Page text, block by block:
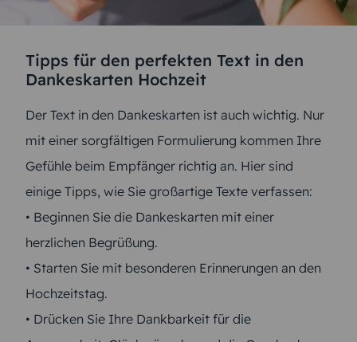
Tipps für den perfekten Text in den
Dankeskarten Hochzeit
Der Text in den Dankeskarten ist auch wichtig. Nur
mit einer sorgfältigen Formulierung kommen Ihre
Gefühle beim Empfänger richtig an. Hier sind
einige Tipps, wie Sie großartige Texte verfassen:
• Beginnen Sie die Dankeskarten mit einer
herzlichen Begrüßung.
• Starten Sie mit besonderen Erinnerungen an den
Hochzeitstag.
• Drücken Sie Ihre Dankbarkeit für die